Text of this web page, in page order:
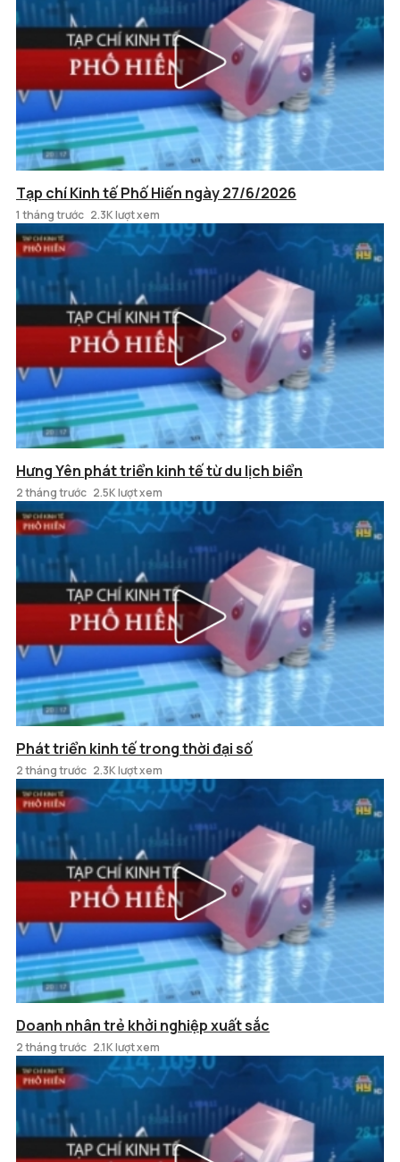
Tạp chí Kinh tế Phố Hiến ngày 27/6/2026
1 tháng trước 2.3K lượt xem
Hưng Yên phát triển kinh tế từ du lịch biển
2 tháng trước 2.5K lượt xem
Phát triển kinh tế trong thời đại số
2 tháng trước 2.3K lượt xem
Doanh nhân trẻ khởi nghiệp xuất sắc
2 tháng trước 2.1K lượt xem